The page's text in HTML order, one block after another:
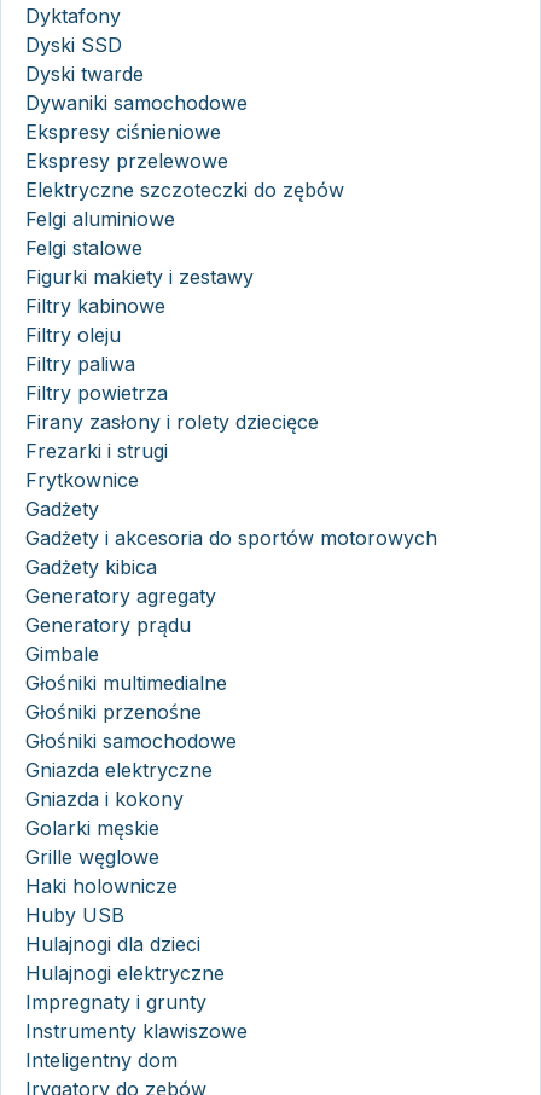
Dyktafony
Dyski SSD
Dyski twarde
Dywaniki samochodowe
Ekspresy ciśnieniowe
Ekspresy przelewowe
Elektryczne szczoteczki do zębów
Felgi aluminiowe
Felgi stalowe
Figurki makiety i zestawy
Filtry kabinowe
Filtry oleju
Filtry paliwa
Filtry powietrza
Firany zasłony i rolety dziecięce
Frezarki i strugi
Frytkownice
Gadżety
Gadżety i akcesoria do sportów motorowych
Gadżety kibica
Generatory agregaty
Generatory prądu
Gimbale
Głośniki multimedialne
Głośniki przenośne
Głośniki samochodowe
Gniazda elektryczne
Gniazda i kokony
Golarki męskie
Grille węglowe
Haki holownicze
Huby USB
Hulajnogi dla dzieci
Hulajnogi elektryczne
Impregnaty i grunty
Instrumenty klawiszowe
Inteligentny dom
Irygatory do zębów